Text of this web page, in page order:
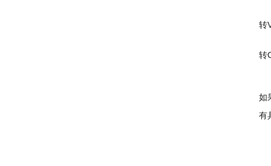
转
转
如
有